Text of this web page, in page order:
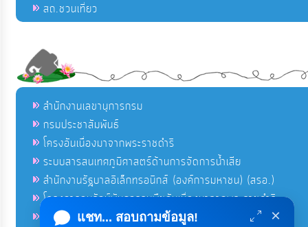
สถ.ชวนเที่ยว
สำนักงานเลขานุการกรม
กรมประชาสัมพันธ์
โครงอันเนื่องมาจากพระราชดำริ
ระบบสารสนเทศภูมิศาสตร์ด้านการจัดการน้ำเสีย
สำนักงานรัฐบาลอิเล็กทรอนิกส์ (องค์การมหาชน) (สรอ.)
โครงการอนุรักษ์พันธุกรรมพืชอันเนื่องมาจากพระราชดำริ
คลังข่าวมหาไทย
แชท... สอบถามข้อมูล! ×